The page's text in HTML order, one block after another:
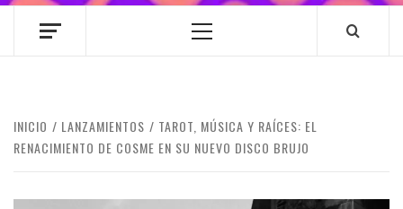
Menú
INICIO LANZAMIENTOS
TAROT, MÚSICA Y RAÍCES: EL
RENACIMIENTO DE COSME EN SU NUEVO DISCO BRUJO